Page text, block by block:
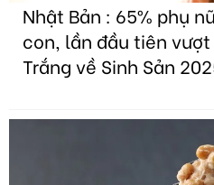
Nhật Bản : 65% phụ
con, lần đầu tiên
Trắng về Sinh Sản